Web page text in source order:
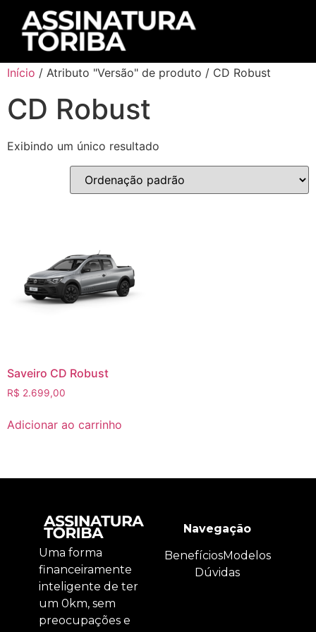
Início / Atributo "Versão" de produto / CD Robust
CD Robust
Exibindo um único resultado
Saveiro CD Robust
R$ 2.699,00
Adicionar ao carrinho
Uma forma
financeiramente
inteligente de ter
um 0km, sem
preocupações e
Navegação
BenefíciosModelos
Dúvidas